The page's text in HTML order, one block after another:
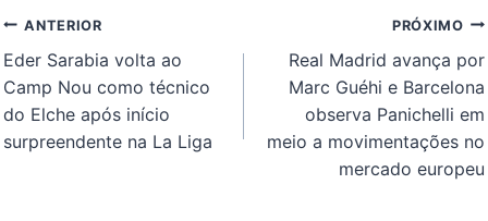
Navegação
de
Post
ANTERIOR
Eder Sarabia volta ao
Camp Nou como técnico
do Elche após início
surpreendente na La Liga
PRÓXIMO
Real Madrid avança por
Marc Guéhi e Barcelona
observa Panichelli em
meio a movimentações no
mercado europeu